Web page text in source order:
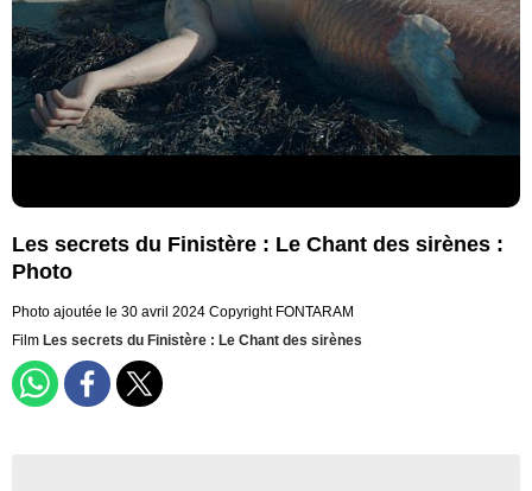
Les secrets du Finistère : Le Chant des sirènes :
Photo
Photo ajoutée le 30 avril 2024 Copyright FONTARAM
Film Les secrets du Finistère : Le Chant des sirènes